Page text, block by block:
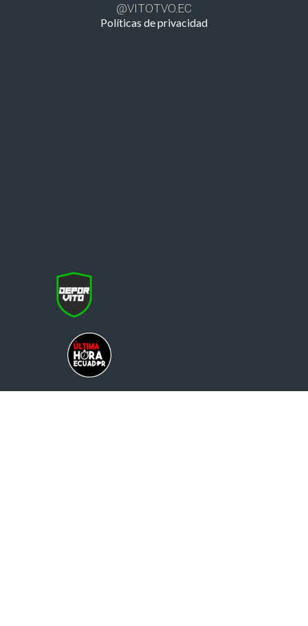
@VITOTVO.EC
Políticas de privacidad